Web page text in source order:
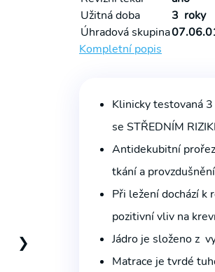
❯
Užitná doba
3 roky
Úhradová skupina
Kompletní popis
Klinicky testovaná
se STŘEDNÍM
Antidekubitní
tkání a
Při ležení dochází k
pozitivní vliv na
Jádro je složeno z
Matrace je tvrdé